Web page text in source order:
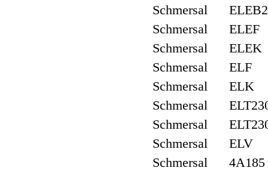
Schmersal
Schmersal ELEF
Schmersal ELEK
Schmersal ELF
Schmersal ELK
Schmersal
Schmersal
Schmersal ELV
Schmersal 4A185